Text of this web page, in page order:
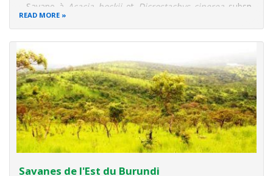
- Savane à Acacia hockiiet Dicrostachys cinerea subsp
africana. Au niveau de la basse Rusizi, les zones
anciennement cultivées sont actuellement envahies par
Acacia hockiiavec des peuplements graminéens formés
d’Hyparrhenia
-
READ MORE
Savanes de l'Est du Burundi